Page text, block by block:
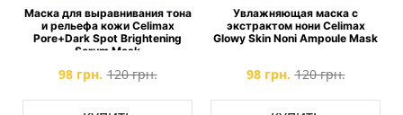
Маска для выравнивания тона
и рельефа кожи Celimax
Pore+Dark Spot Brightening
Serum Mask
98 грн. 120 грн.
Увлажняющая маска с
экстрактом нони Celimax
Glowy Skin Noni Ampoule Mask
98 грн. 120 грн.